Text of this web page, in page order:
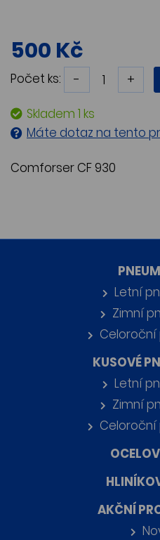
500 Kč
Počet ks: - +
Skladem 1 ks
Máte dotaz na tento
Comforser CF 930
Letní
Zimní
Celoroční
KUSOVÉ
Letní
Zimní
Celoroční
AKČNÍ